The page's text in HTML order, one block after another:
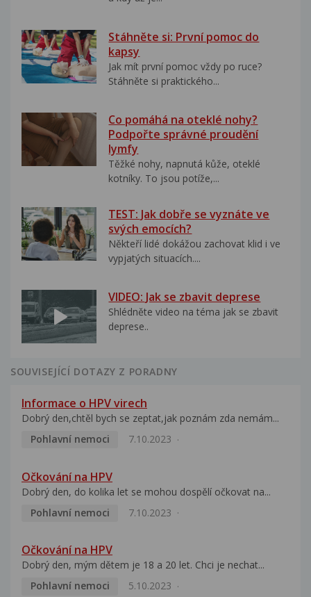
Stáhněte si: První pomoc do
kapsy
Jak mít první pomoc vždy po ruce?
Stáhněte si praktického...
Co pomáhá na oteklé nohy?
Podpořte správné proudění
lymfy
Těžké nohy, napnutá kůže, oteklé
kotníky. To jsou potíže,...
TEST: Jak dobře se vyznáte ve
svých emocích?
Někteří lidé dokážou zachovat klid i ve
vypjatých situacích....
VIDEO: Jak se zbavit deprese
Shlédněte video na téma jak se zbavit
deprese..
SOUVISEJÍCÍ DOTAZY Z PORADNY
Informace o HPV virech
Dobrý den,chtěl bych se zeptat,jak poznám zda nemám...
Pohlavní nemoci
7.10.2023
Očkování na HPV
Dobrý den, do kolika let se mohou dospělí očkovat na...
Pohlavní nemoci
7.10.2023
Očkování na HPV
Dobrý den, mým dětem je 18 a 20 let. Chci je nechat...
Pohlavní nemoci
5.10.2023